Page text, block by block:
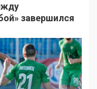
завершился